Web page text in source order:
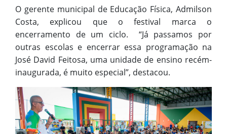
O gerente municipal de Educação Física, Admilson
Costa, explicou que o festival marca o
encerramento de um ciclo. “Já passamos por
outras escolas e encerrar essa programação na
José David Feitosa, uma unidade de ensino recém-
inaugurada, é muito especial”, destacou.